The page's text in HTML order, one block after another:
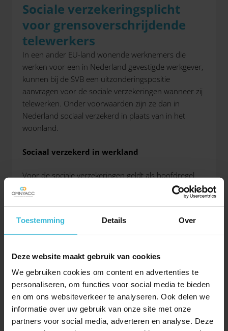
Toestemming Details Over
Deze website maakt gebruik van cookies
We gebruiken cookies om content en advertenties te
personaliseren, om functies voor social media te bieden
en om ons websiteverkeer te analyseren. Ook delen we
informatie over uw gebruik van onze site met onze
partners voor social media, adverteren en analyse. Deze
Sociale verzekeringsplicht
voor grensoverschrijdende
telewerkers
In een ander EU-land wonende werknemers die
werken voor een in Nederland gevestigde werkgever,
kunnen bij de SVB een uitzonderingspositie
aanvragen voor de sociale verzekeringen wanneer zij
telewerken. Onder voorwaarden zijn ze dan in
Nederland sociaal verzekerd in plaats van in het
woonland.
Sociaal verzekerd in werkland
Voor de sociale verzekeringen geldt als hoofdregel
dat een werknemer sociaal verzekerd is in het land
waar hij werkt. Daarbij geldt dat in beginsel minder
mag worden. Wordt deze tijd overschreden, dan is de
werknemer sociaal verzekerd in zijn woonland.
Kaderovereenkomst
Voor grensarbeiders die tussen 25% en 50% van hun
arbeidstijd telewerken, zijn door EU-landen afspraken
gemaakt en vastgelegd in eenKaderovereenkomst
Bij uitzondering kan een telewerker dan toch in het